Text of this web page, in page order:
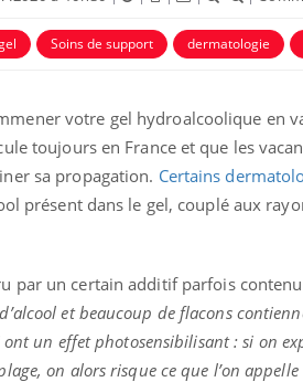
Soins de support dermatologie
votre gel hydroalcoolique en
toujours en France et que les
sa propagation. Certains
présent dans le gel, couplé aux
par un certain additif parfois
et beaucoup de flacons
ont un effet photosensibilisant : si on
on alors risque ce que l’on